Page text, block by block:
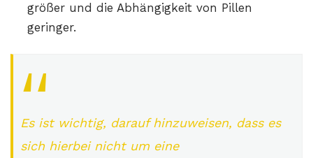
größer und die Abhängigkeit von Pillen
geringer.
Es ist wichtig, darauf hinzuweisen, dass es
sich hierbei nicht um eine